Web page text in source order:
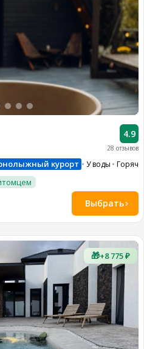
28 отзывов
4.9
курорт У воды
Выбрать
🎁+8 775 ₽